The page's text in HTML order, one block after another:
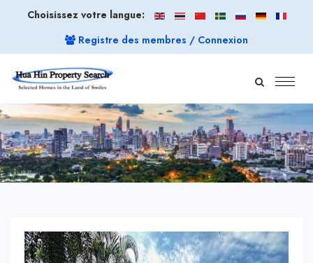
Choisissez votre langue:
Registre des membres / Connexion